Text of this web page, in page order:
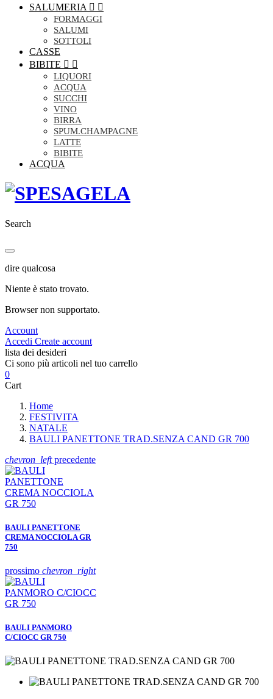
SALUMERIA  
FORMAGGI
SALUMI
SOTTOLI
CASSE
BIBITE  
LIQUORI
ACQUA
SUCCHI
VINO
BIRRA
SPUM.CHAMPAGNE
LATTE
BIBITE
ACQUA
Search
dire qualcosa
Niente è stato trovato.
Browser non supportato.
Account
Accedi Create account
lista dei desideri
Ci sono più articoli nel tuo carrello
0
Cart
Home
FESTIVITA
NATALE
BAULI PANETTONE TRAD.SENZA CAND GR 700
chevron_leftprecedente
BAULI PANETTONE
CREMA NOCCIOLA GR
750
prossimo chevron_right
BAULI PANMORO
C/CIOCC GR 750